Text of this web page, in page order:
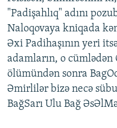
"Padişahlıq" adını
Naloqovaya kniqada
Əxi Padihaşının yeri
adamların, o cümlədən
ölümündən sonra
Əmirlilər bizə necə
BağSarı Ulu Bağ